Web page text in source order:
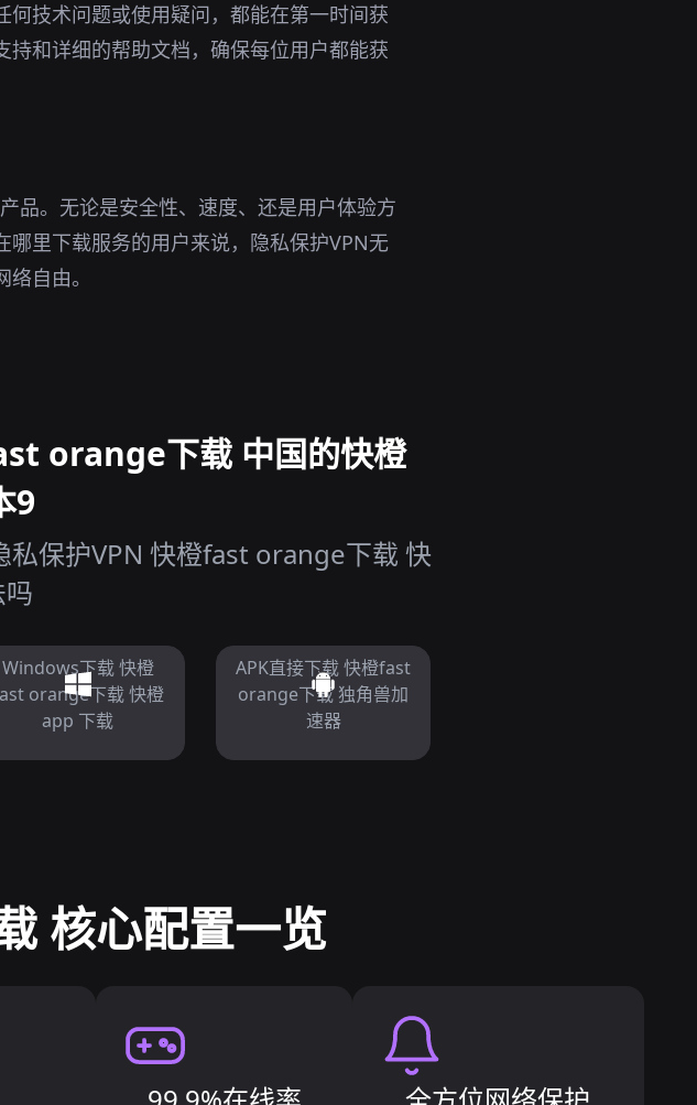
技术问题或使用疑问，都能在第一时间获
和详细的帮助文档，确保每位用户都能获
品。无论是安全性、速度、还是用户体验方
里下载服务的用户来说，隐私保护VPN无
自由。
orange下载 中国的快橙
9
私保护VPN 快橙fast orange下载 快
Windows下载 快橙
orange下载 快橙
app 下载
APK直接下载 快橙fast
orange下载 独角兽加
速器
核心配置一览